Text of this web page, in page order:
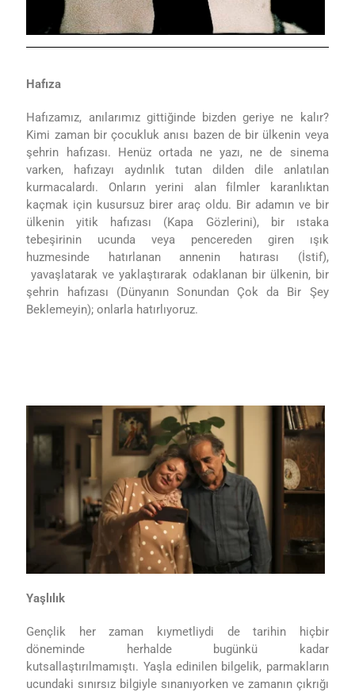
Hafıza
Hafızamız, anılarımız gittiğinde bizden geriye ne kalır?
Kimi zaman bir çocukluk anısı bazen de bir ülkenin veya
şehrin hafızası. Henüz ortada ne yazı, ne de sinema
varken, hafızayı aydınlık tutan dilden dile anlatılan
kurmacalardı. Onların yerini alan filmler karanlıktan
kaçmak için kusursuz birer araç oldu. Bir adamın ve bir
ülkenin yitik hafızası (Kapa Gözlerini), bir ıstaka
tebeşirinin ucunda veya pencereden giren ışık
huzmesinde hatırlanan annenin hatırası (İstif),
yavaşlatarak ve yaklaştırarak odaklanan bir ülkenin, bir
şehrin hafızası (Dünyanın Sonundan Çok da Bir Şey
Beklemeyin); onlarla hatırlıyoruz.
Yaşlılık
Gençlik her zaman kıymetliydi de tarihin hiçbir
döneminde herhalde bugünkü kadar
kutsallaştırılmamıştı. Yaşla edinilen bilgelik, parmakların
ucundaki sınırsız bilgiyle sınanıyorken ve zamanın çıkrığı